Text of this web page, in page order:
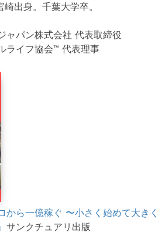
出身。千葉大学卒。
ャパン株式会社 代表取締役
ライフ協会™ 代表理事
から一億稼ぐ 〜小さく始めて大きく
サンクチュアリ出版